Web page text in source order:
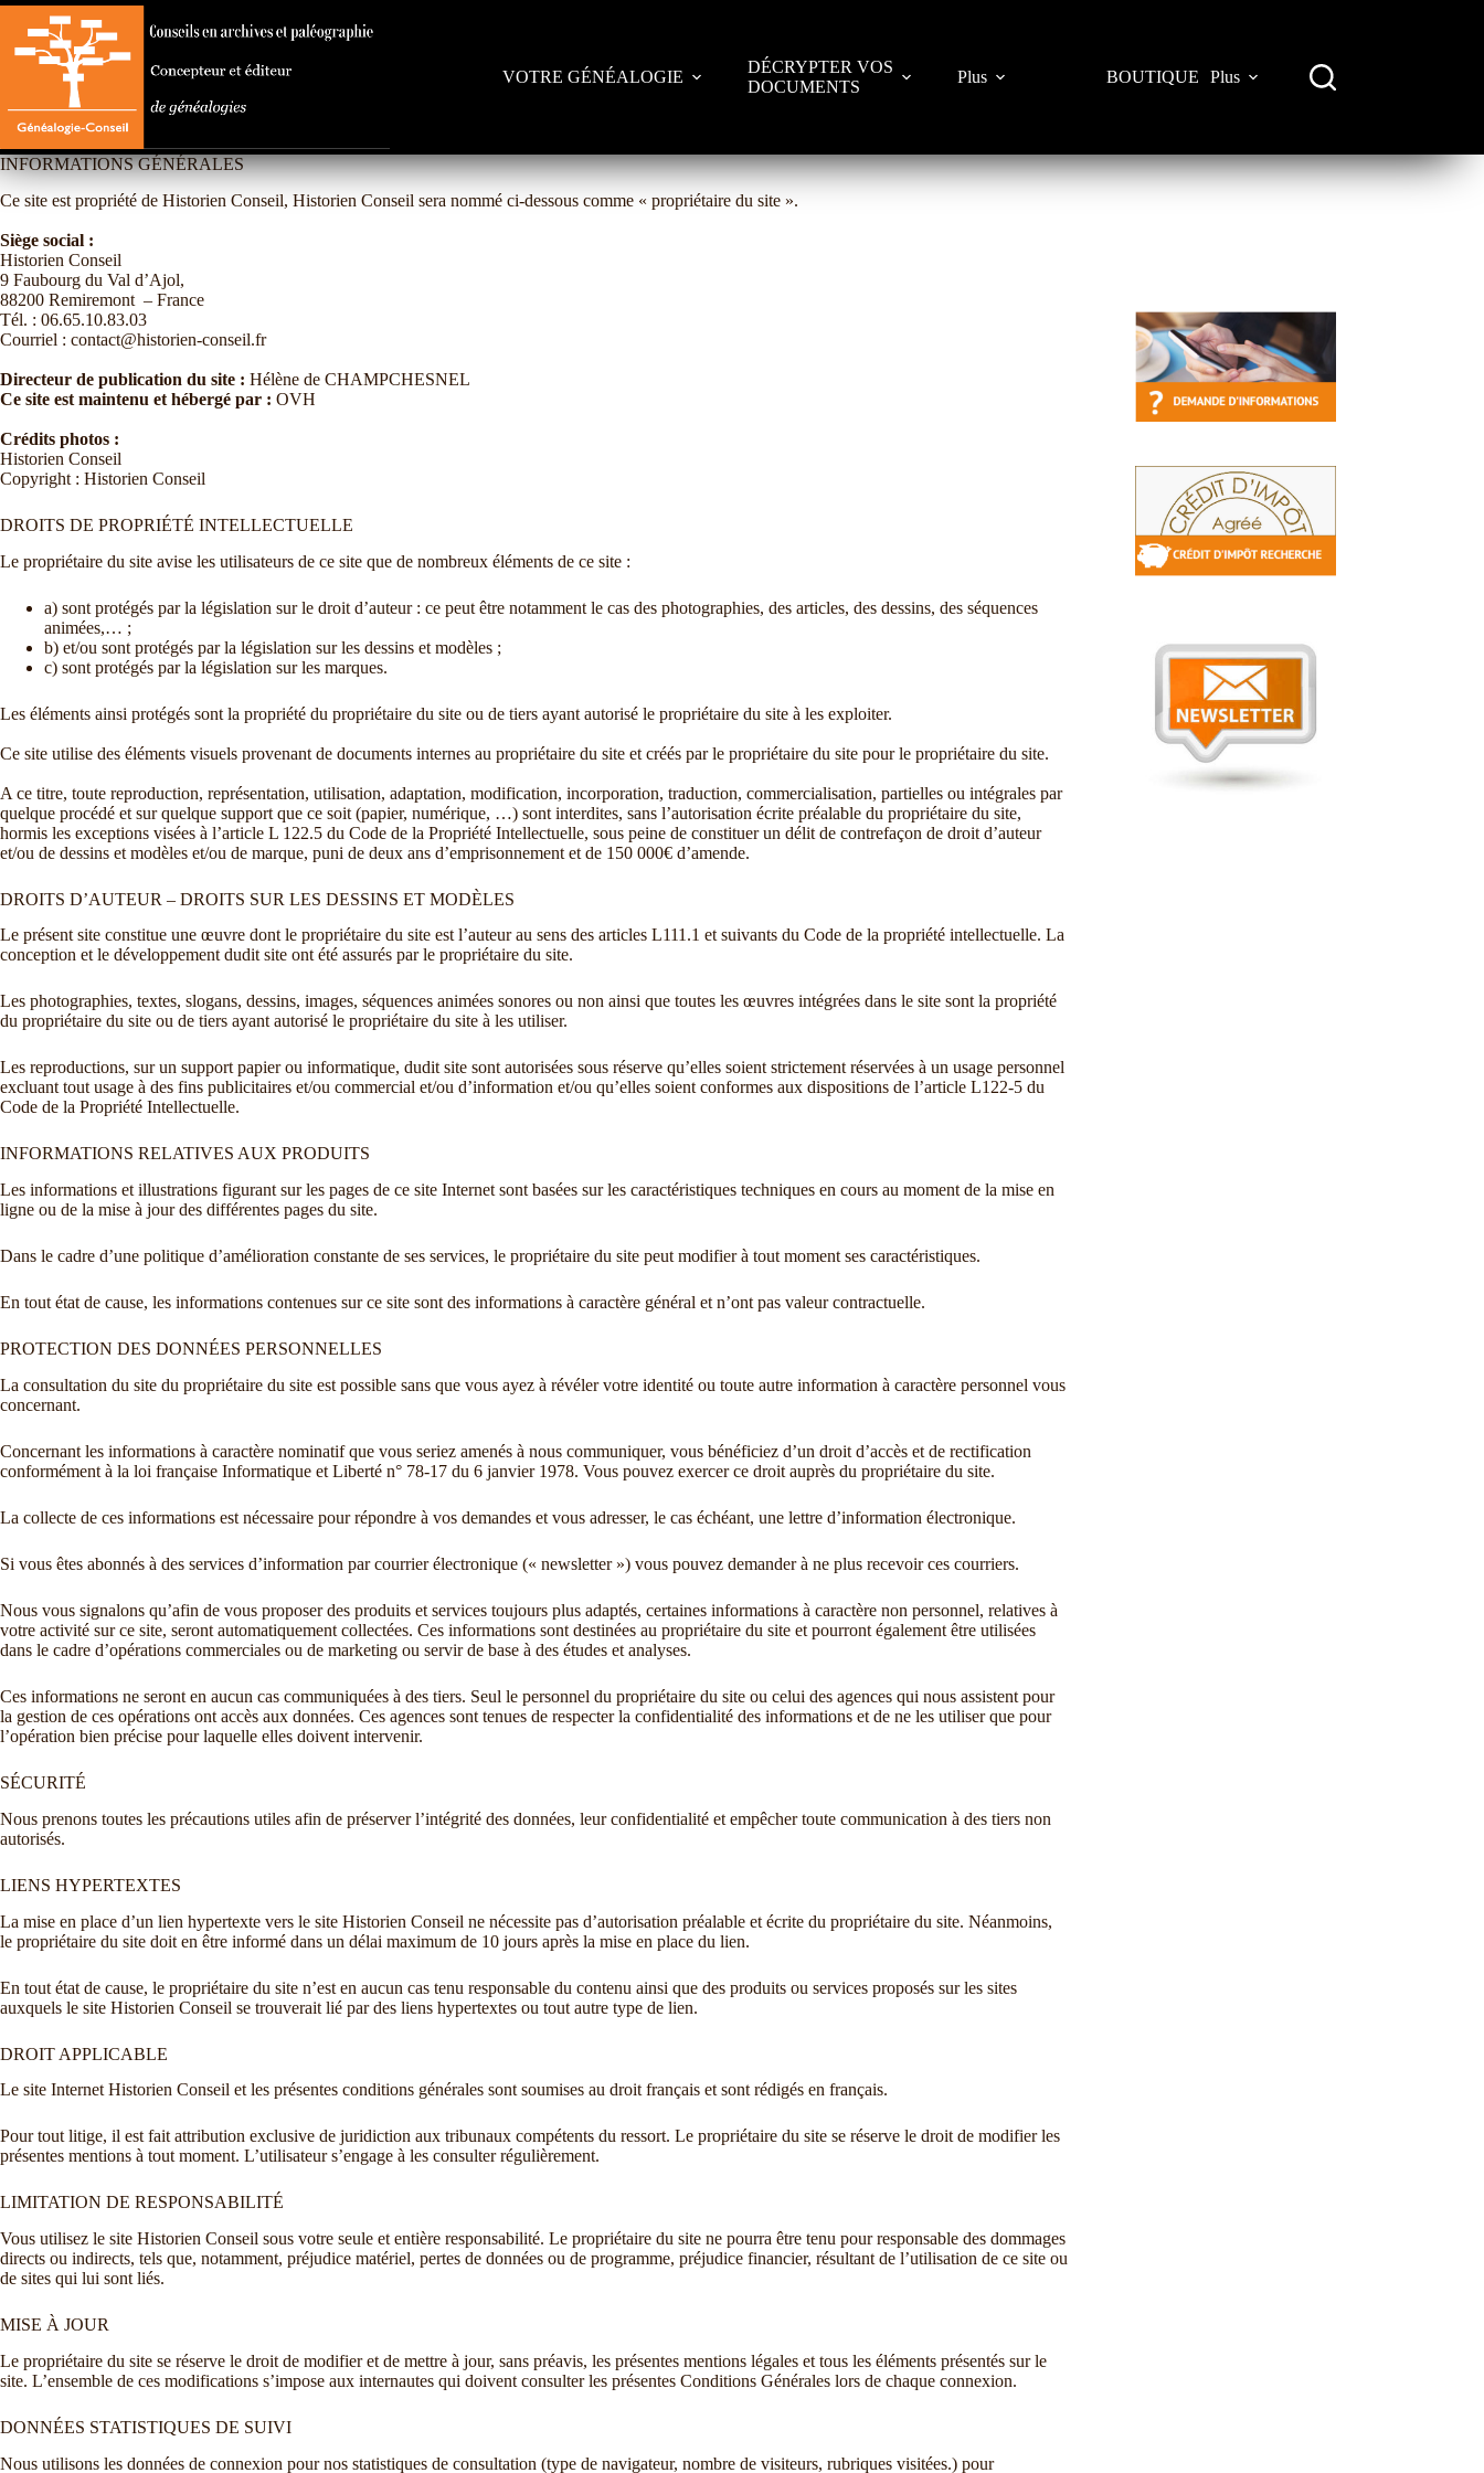
Passer
contenu
VOTRE GÉNÉALOGIE
DÉCRYPTER VOS
DOCUMENTS
Plus BOUTIQUE Plus
INFORMATIONS GÉNÉRALES
Ce site est propriété de Historien Conseil, Historien Conseil sera nommé ci-dessous comme « propriétaire du site ».
Siège social :
Historien Conseil
9 Faubourg du Val d’Ajol,
88200 Remiremont – France
Tél. : 06.65.10.83.03
Courriel : contact@historien-conseil.fr
Directeur de publication du site : Hélène de CHAMPCHESNEL
Ce site est maintenu et hébergé par : OVH
Crédits photos :
Historien Conseil
Copyright : Historien Conseil
DROITS DE PROPRIÉTÉ INTELLECTUELLE
Le propriétaire du site avise les utilisateurs de ce site que de nombreux éléments de ce site :
a) sont protégés par la législation sur le droit d’auteur : ce peut être notamment le cas des photographies, des articles, des dessins, des séquences
animées,… ;
b) et/ou sont protégés par la législation sur les dessins et modèles ;
c) sont protégés par la législation sur les marques.
Les éléments ainsi protégés sont la propriété du propriétaire du site ou de tiers ayant autorisé le propriétaire du site à les exploiter.
Ce site utilise des éléments visuels provenant de documents internes au propriétaire du site et créés par le propriétaire du site pour le propriétaire du site.
A ce titre, toute reproduction, représentation, utilisation, adaptation, modification, incorporation, traduction, commercialisation, partielles ou intégrales par
quelque procédé et sur quelque support que ce soit (papier, numérique, …) sont interdites, sans l’autorisation écrite préalable du propriétaire du site,
hormis les exceptions visées à l’article L 122.5 du Code de la Propriété Intellectuelle, sous peine de constituer un délit de contrefaçon de droit d’auteur
et/ou de dessins et modèles et/ou de marque, puni de deux ans d’emprisonnement et de 150 000€ d’amende.
DROITS D’AUTEUR – DROITS SUR LES DESSINS ET MODÈLES
Le présent site constitue une œuvre dont le propriétaire du site est l’auteur au sens des articles L111.1 et suivants du Code de la propriété intellectuelle. La
conception et le développement dudit site ont été assurés par le propriétaire du site.
Les photographies, textes, slogans, dessins, images, séquences animées sonores ou non ainsi que toutes les œuvres intégrées dans le site sont la propriété
du propriétaire du site ou de tiers ayant autorisé le propriétaire du site à les utiliser.
Les reproductions, sur un support papier ou informatique, dudit site sont autorisées sous réserve qu’elles soient strictement réservées à un usage personnel
excluant tout usage à des fins publicitaires et/ou commercial et/ou d’information et/ou qu’elles soient conformes aux dispositions de l’article L122-5 du
Code de la Propriété Intellectuelle.
INFORMATIONS RELATIVES AUX PRODUITS
Les informations et illustrations figurant sur les pages de ce site Internet sont basées sur les caractéristiques techniques en cours au moment de la mise en
ligne ou de la mise à jour des différentes pages du site.
Dans le cadre d’une politique d’amélioration constante de ses services, le propriétaire du site peut modifier à tout moment ses caractéristiques.
En tout état de cause, les informations contenues sur ce site sont des informations à caractère général et n’ont pas valeur contractuelle.
PROTECTION DES DONNÉES PERSONNELLES
La consultation du site du propriétaire du site est possible sans que vous ayez à révéler votre identité ou toute autre information à caractère personnel vous
concernant.
Concernant les informations à caractère nominatif que vous seriez amenés à nous communiquer, vous bénéficiez d’un droit d’accès et de rectification
conformément à la loi française Informatique et Liberté n° 78-17 du 6 janvier 1978. Vous pouvez exercer ce droit auprès du propriétaire du site.
La collecte de ces informations est nécessaire pour répondre à vos demandes et vous adresser, le cas échéant, une lettre d’information électronique.
Si vous êtes abonnés à des services d’information par courrier électronique (« newsletter ») vous pouvez demander à ne plus recevoir ces courriers.
Nous vous signalons qu’afin de vous proposer des produits et services toujours plus adaptés, certaines informations à caractère non personnel, relatives à
votre activité sur ce site, seront automatiquement collectées. Ces informations sont destinées au propriétaire du site et pourront également être utilisées
dans le cadre d’opérations commerciales ou de marketing ou servir de base à des études et analyses.
Ces informations ne seront en aucun cas communiquées à des tiers. Seul le personnel du propriétaire du site ou celui des agences qui nous assistent pour
la gestion de ces opérations ont accès aux données. Ces agences sont tenues de respecter la confidentialité des informations et de ne les utiliser que pour
l’opération bien précise pour laquelle elles doivent intervenir.
SÉCURITÉ
Nous prenons toutes les précautions utiles afin de préserver l’intégrité des données, leur confidentialité et empêcher toute communication à des tiers non
autorisés.
LIENS HYPERTEXTES
La mise en place d’un lien hypertexte vers le site Historien Conseil ne nécessite pas d’autorisation préalable et écrite du propriétaire du site. Néanmoins,
le propriétaire du site doit en être informé dans un délai maximum de 10 jours après la mise en place du lien.
En tout état de cause, le propriétaire du site n’est en aucun cas tenu responsable du contenu ainsi que des produits ou services proposés sur les sites
auxquels le site Historien Conseil se trouverait lié par des liens hypertextes ou tout autre type de lien.
DROIT APPLICABLE
Le site Internet Historien Conseil et les présentes conditions générales sont soumises au droit français et sont rédigés en français.
Pour tout litige, il est fait attribution exclusive de juridiction aux tribunaux compétents du ressort. Le propriétaire du site se réserve le droit de modifier les
présentes mentions à tout moment. L’utilisateur s’engage à les consulter régulièrement.
LIMITATION DE RESPONSABILITÉ
Vous utilisez le site Historien Conseil sous votre seule et entière responsabilité. Le propriétaire du site ne pourra être tenu pour responsable des dommages
directs ou indirects, tels que, notamment, préjudice matériel, pertes de données ou de programme, préjudice financier, résultant de l’utilisation de ce site ou
de sites qui lui sont liés.
MISE À JOUR
Le propriétaire du site se réserve le droit de modifier et de mettre à jour, sans préavis, les présentes mentions légales et tous les éléments présentés sur le
site. L’ensemble de ces modifications s’impose aux internautes qui doivent consulter les présentes Conditions Générales lors de chaque connexion.
DONNÉES STATISTIQUES DE SUIVI
Nous utilisons les données de connexion pour nos statistiques de consultation (type de navigateur, nombre de visiteurs, rubriques visitées.) pour